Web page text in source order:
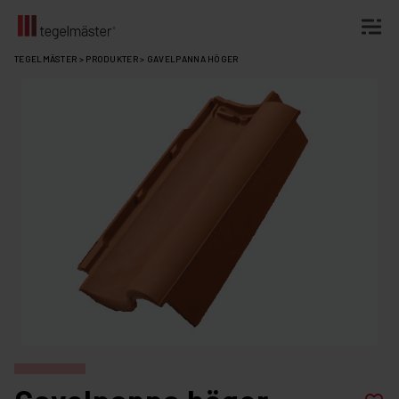
Fortsätt
TEGELMÄSTER > PRODUKTER> GAVELPANNA HÖGER